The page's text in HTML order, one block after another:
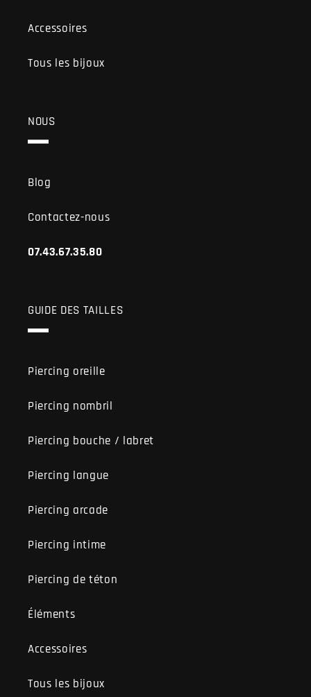
Accessoires
Tous les bijoux
NOUS
Blog
Contactez-nous
07.43.67.35.80
GUIDE DES TAILLES
Piercing oreille
Piercing nombril
Piercing bouche / labret
Piercing langue
Piercing arcade
Piercing intime
Piercing de téton
Éléments
Accessoires
Tous les bijoux